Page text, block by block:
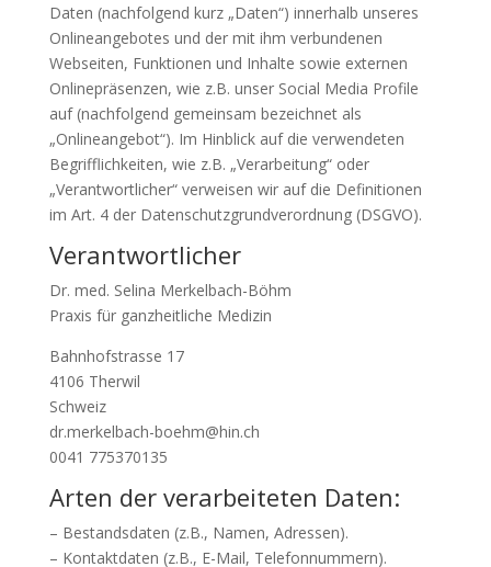
Daten (nachfolgend kurz „Daten“) innerhalb unseres
Onlineangebotes und der mit ihm verbundenen
Webseiten, Funktionen und Inhalte sowie externen
Onlinepräsenzen, wie z.B. unser Social Media Profile
auf (nachfolgend gemeinsam bezeichnet als
„Onlineangebot“). Im Hinblick auf die verwendeten
Begrifflichkeiten, wie z.B. „Verarbeitung“ oder
„Verantwortlicher“ verweisen wir auf die Definitionen
im Art. 4 der Datenschutzgrundverordnung (DSGVO).
Verantwortlicher
Dr. med. Selina Merkelbach-Böhm
Praxis für ganzheitliche Medizin
Bahnhofstrasse 17
4106 Therwil
Schweiz
dr.merkelbach-boehm@hin.ch
0041 775370135
Arten der verarbeiteten Daten:
– Bestandsdaten (z.B., Namen, Adressen).
– Kontaktdaten (z.B., E-Mail, Telefonnummern).